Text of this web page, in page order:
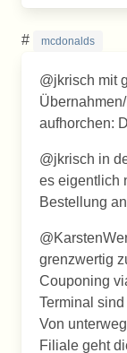
# mcdonalds
@jkrisch mit
aufhorchen:
@jkrisch in
es eigentlich
Bestellung
grenzwertig
Couponing
Terminal
Von
Filiale geht